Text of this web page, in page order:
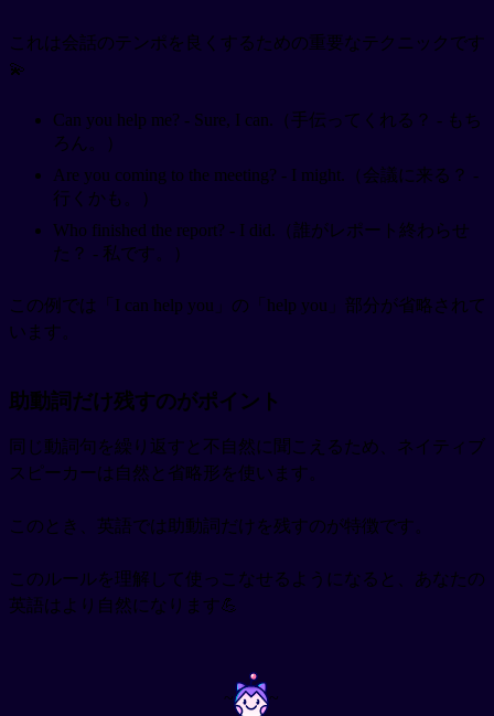
これは会話のテンポを良くするための重要なテクニックです
💫
Can you help me? - Sure, I can.（手伝ってくれる？ - もち
ろん。）
Are you coming to the meeting? - I might.（会議に来る？ -
行くかも。）
Who finished the report? - I did.（誰がレポート終わらせ
た？ - 私です。）
この例では「I can help you」の「help you」部分が省略されて
います。
助動詞だけ残すのがポイント
同じ動詞句を繰り返すと不自然に聞こえるため、ネイティブ
スピーカーは自然と省略形を使います。
このとき、英語では助動詞だけを残すのが特徴です。
このルールを理解して使っこなせるようになると、あなたの
英語はより自然になります💪
~ ~